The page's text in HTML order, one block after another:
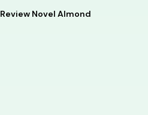
Review Novel Almond